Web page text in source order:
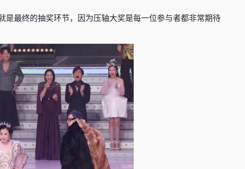
是最终的抽奖环节，因为压轴大奖是每一位参与者都非常期待